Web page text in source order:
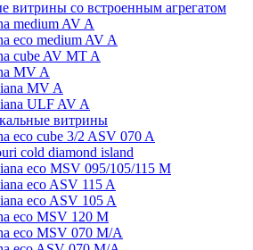
витрины со встроенным агрегатом
medium AV A
eco medium AV A
cube AV MT A
MV A
MV A
ULF AV A
витрины
eco cube 3/2 ASV 070 A
cold diamond island
eco MSV 095/105/115 M
eco ASV 115 A
eco ASV 105 A
eco MSV 120 M
eco MSV 070 M/A